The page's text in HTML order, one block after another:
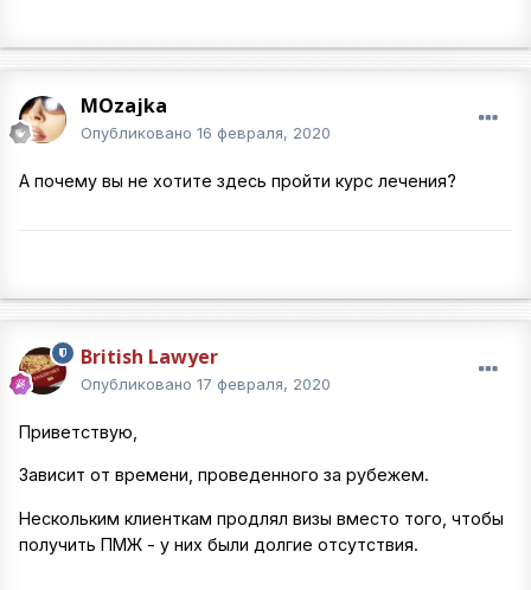
MOzajka
Опубликовано 16 февраля, 2020
A почему вы не хотите здесь пройти курс лечения?
British Lawyer
Опубликовано 17 февраля, 2020
Приветствую,
Зависит от времени, проведенного за рубежем.
Нескольким клиенткам продлял визы вместо того, чтобы
получить ПМЖ - у них были долгие отсутствия.